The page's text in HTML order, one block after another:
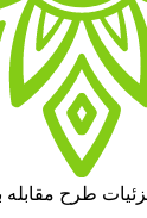
طرح مقابله